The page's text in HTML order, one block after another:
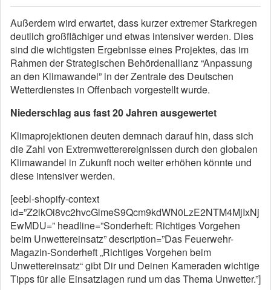
Außerdem wird erwartet, dass kurzer extremer Starkregen
deutlich großflächiger und etwas intensiver werden. Dies
sind die wichtigsten Ergebnisse eines Projektes, das im
Rahmen der Strategischen Behördenallianz “Anpassung
an den Klimawandel” in der Zentrale des Deutschen
Wetterdienstes in Offenbach vorgestellt wurde.
Niederschlag aus fast 20 Jahren ausgewertet
Klimaprojektionen deuten demnach darauf hin, dass sich
die Zahl von Extremwetterereignissen durch den globalen
Klimawandel in Zukunft noch weiter erhöhen könnte und
diese intensiver werden.
[eebl-shopify-context
id=”Z2lkOi8vc2hvcGlmeS9Qcm9kdWN0LzE2NTM4MjIxNj
EwMDU=” headline=”Sonderheft: Richtiges Vorgehen
beim Unwettereinsatz” description=”Das Feuerwehr-
Magazin-Sonderheft „Richtiges Vorgehen beim
Unwettereinsatz“ gibt Dir und Deinen Kameraden wichtige
Tipps für alle Einsatzlagen rund um das Thema Unwetter.”]